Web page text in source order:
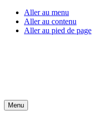
Aller au menu
Aller au contenu
Aller au pied de page
Menu